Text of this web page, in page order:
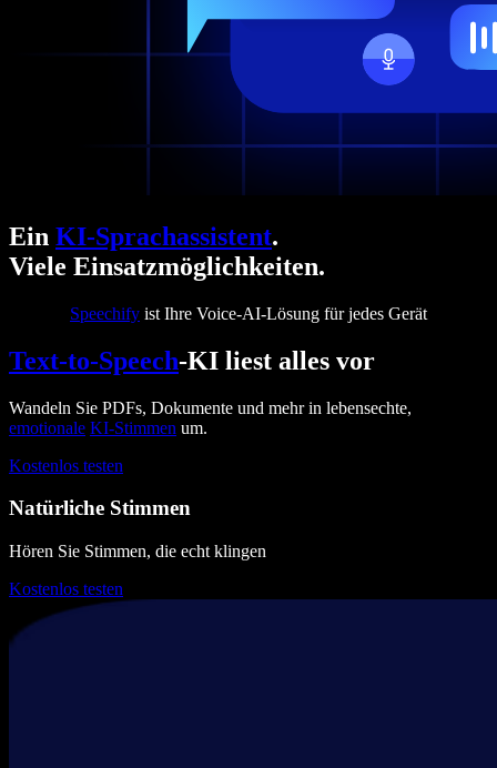
Ein KI-Sprachassistent.
Viele Einsatzmöglichkeiten.
Speechify ist Ihre Voice-AI-Lösung für jedes Gerät
Text-to-Speech-KI liest alles vor
Wandeln Sie PDFs, Dokumente und mehr in lebensechte,
emotionale KI-Stimmen um.
Kostenlos testen
Natürliche Stimmen
Hören Sie Stimmen, die echt klingen
Kostenlos testen